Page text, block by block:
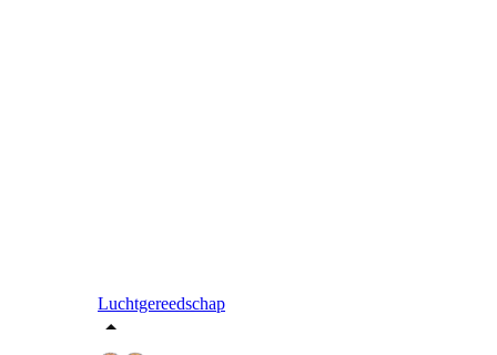
Luchtgereedschap